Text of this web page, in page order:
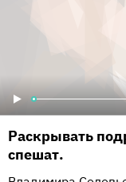
Раскрывать
спешат.